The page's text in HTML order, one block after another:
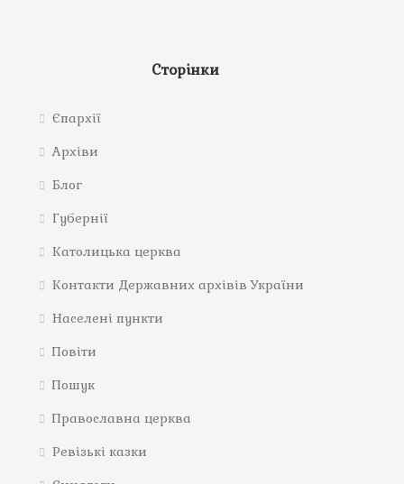
Сторінки
Єпархії
Архіви
Блог
Губернії
Католицька церква
Контакти Державних архівів України
Населені пункти
Повіти
Пошук
Православна церква
Ревізькі казки